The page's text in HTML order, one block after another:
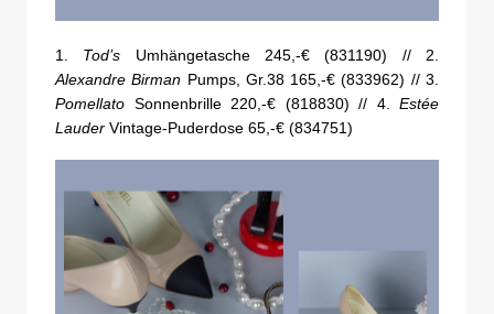
1. Tod’s Umhängetasche 245,-€ (831190) // 2.
Alexandre Birman Pumps, Gr.38 165,-€ (833962) // 3.
Pomellato Sonnenbrille 220,-€ (818830) // 4. Estée
Lauder Vintage-Puderdose 65,-€ (834751)